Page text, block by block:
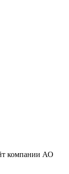
компании АО